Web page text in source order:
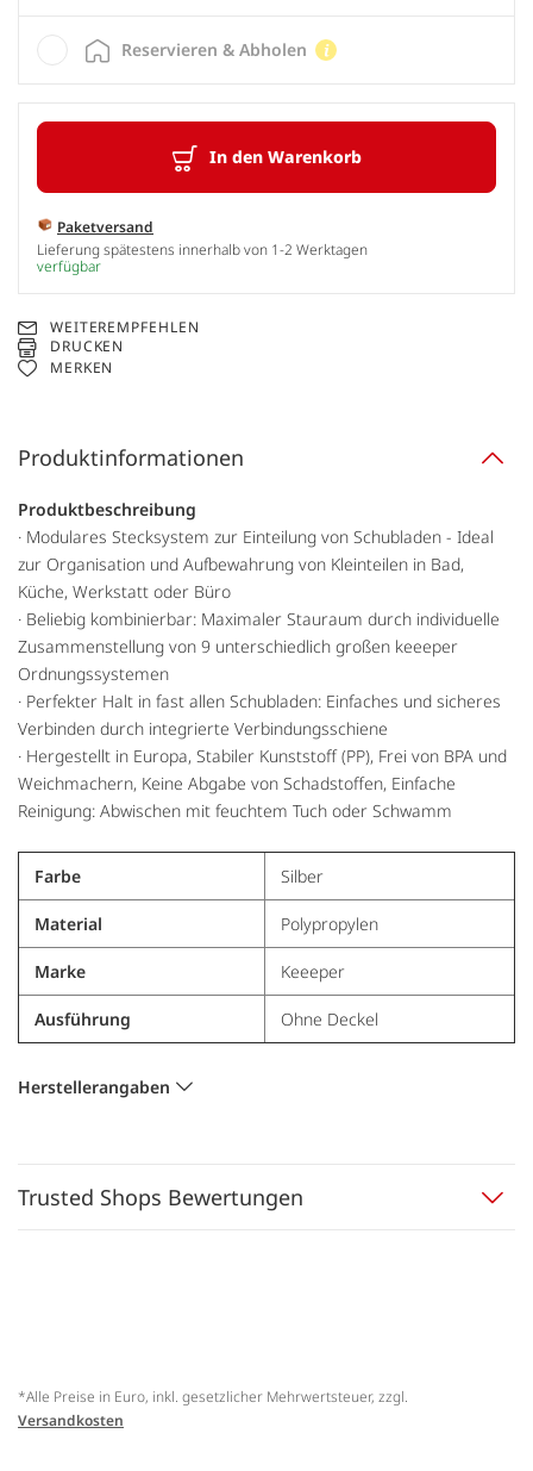
In den Warenkorb
Paketversand
Lieferung spätestens innerhalb von 1-2 Werktagen
verfügbar
Reservieren & Abholen
WEITEREMPFEHLEN
DRUCKEN
MERKEN
Produktinformationen
Produktbeschreibung
· Modulares Stecksystem zur Einteilung von Schubladen - Ideal
zur Organisation und Aufbewahrung von Kleinteilen in Bad,
Küche, Werkstatt oder Büro
· Beliebig kombinierbar: Maximaler Stauraum durch individuelle
Zusammenstellung von 9 unterschiedlich großen keeeper
Ordnungssystemen
· Perfekter Halt in fast allen Schubladen: Einfaches und sicheres
Verbinden durch integrierte Verbindungsschiene
· Hergestellt in Europa, Stabiler Kunststoff (PP), Frei von BPA und
Weichmachern, Keine Abgabe von Schadstoffen, Einfache
Reinigung: Abwischen mit feuchtem Tuch oder Schwamm
Farbe Silber
Material Polypropylen
Marke Keeeper
Ausführung Ohne Deckel
Herstellerangaben
Trusted Shops Bewertungen
*Alle Preise in Euro, inkl. gesetzlicher Mehrwertsteuer, zzgl.
Versandkosten